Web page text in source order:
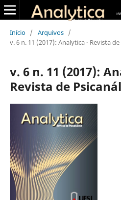
Início / Arquivos /
v. 6 n. 11 (2017): Analytica - Revista
v. 6 n. 11 (2017):
Revista de